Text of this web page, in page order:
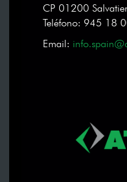
CP 01200
Teléfono: 945 18
Email: